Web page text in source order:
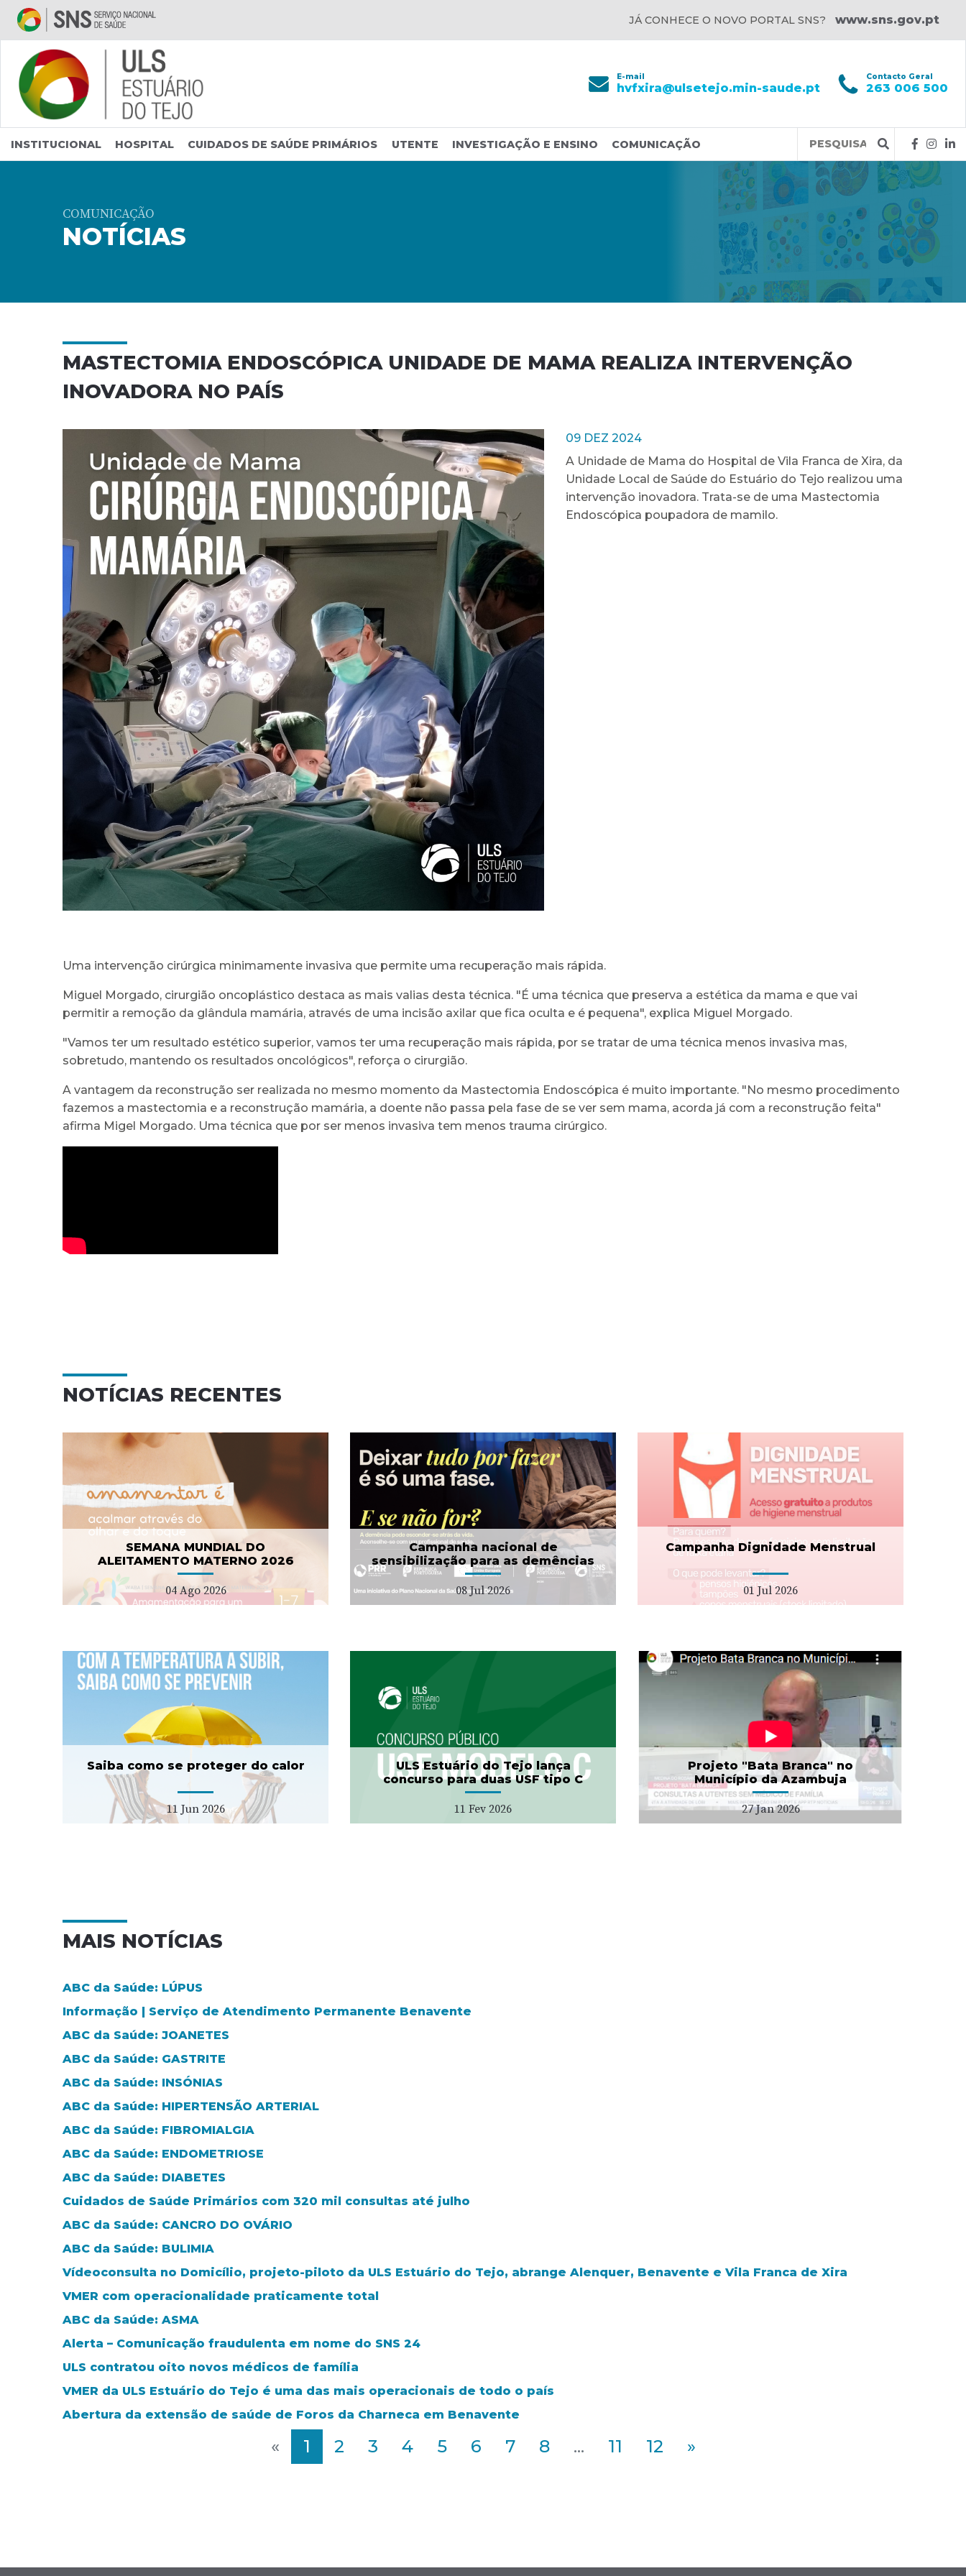
Saltar para conteúdo principal
JÁ CONHECE O NOVO PORTAL SNS? www.sns.gov.pt
E-mail
hvfxira@ulsetejo.min-saude.pt
Contacto Geral
263 006 500
INSTITUCIONAL HOSPITAL CUIDADOS DE SAÚDE PRIMÁRIOS UTENTE INVESTIGAÇÃO E ENSINO COMUNICAÇÃO
Query
COMUNICAÇÃO
NOTÍCIAS
MASTECTOMIA ENDOSCÓPICA UNIDADE DE MAMA REALIZA INTERVENÇÃO
INOVADORA NO PAÍS
09 DEZ 2024
A Unidade de Mama do Hospital de Vila Franca de Xira, da
Unidade Local de Saúde do Estuário do Tejo realizou uma
intervenção inovadora. Trata-se de uma Mastectomia
Endoscópica poupadora de mamilo.
Uma intervenção cirúrgica minimamente invasiva que permite uma recuperação mais rápida.
Miguel Morgado, cirurgião oncoplástico destaca as mais valias desta técnica. "É uma técnica que preserva a estética da mama e que vai
permitir a remoção da glândula mamária, através de uma incisão axilar que fica oculta e é pequena", explica Miguel Morgado.
"Vamos ter um resultado estético superior, vamos ter uma recuperação mais rápida, por se tratar de uma técnica menos invasiva mas,
sobretudo, mantendo os resultados oncológicos", reforça o cirurgião.
A vantagem da reconstrução ser realizada no mesmo momento da Mastectomia Endoscópica é muito importante. "No mesmo procedimento
fazemos a mastectomia e a reconstrução mamária, a doente não passa pela fase de se ver sem mama, acorda já com a reconstrução feita"
afirma Migel Morgado. Uma técnica que por ser menos invasiva tem menos trauma cirúrgico.
NOTÍCIAS RECENTES
SEMANA MUNDIAL DO
ALEITAMENTO MATERNO 2026
04 Ago 2026
Campanha nacional de
sensibilização para as demências
08 Jul 2026
Campanha nacional de
sensibilização para as
demências
08 Jul 2026 Campanha Dignidade Menstrual
01 Jul 2026
Campanha Dignidade
Menstrual
01 Jul 2026
Saiba como se proteger do calor
11 Jun 2026
ULS Estuário do Tejo lança
concurso para duas USF tipo C
11 Fev 2026
ULS Estuário do Tejo
lança concurso para duas
USF tipo C
11 Fev 2026
Projeto "Bata Branca" no
Município da Azambuja
27 Jan 2026
Projeto "Bata Branca" no
27 Jan 2026
MAIS NOTÍCIAS
ABC da Saúde: LÚPUS
Informação | Serviço de Atendimento Permanente Benavente
ABC da Saúde: JOANETES
ABC da Saúde: GASTRITE
ABC da Saúde: INSÓNIAS
ABC da Saúde: HIPERTENSÃO ARTERIAL
ABC da Saúde: FIBROMIALGIA
ABC da Saúde: ENDOMETRIOSE
ABC da Saúde: DIABETES
Cuidados de Saúde Primários com 320 mil consultas até julho
ABC da Saúde: CANCRO DO OVÁRIO
ABC da Saúde: BULIMIA
Vídeoconsulta no Domicílio, projeto-piloto da ULS Estuário do Tejo, abrange Alenquer, Benavente e Vila Franca de Xira
VMER com operacionalidade praticamente total
ABC da Saúde: ASMA
Alerta – Comunicação fraudulenta em nome do SNS 24
ULS contratou oito novos médicos de família
VMER da ULS Estuário do Tejo é uma das mais operacionais de todo o país
Abertura da extensão de saúde de Foros da Charneca em Benavente
« 1 2 3 4 5 6 7 8 ... 11 12 »